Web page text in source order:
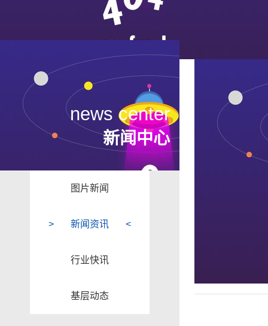
news center
新闻中心
图片新闻
新闻资讯
行业快讯
基层动态